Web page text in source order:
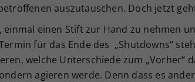
auszutauschen. Doch jetzt
einmal einen Stift zur Hand zu nehmen
für das Ende des „Shutdowns“
welche Unterschiede zum „Vorher“
agieren werde. Denn dass es